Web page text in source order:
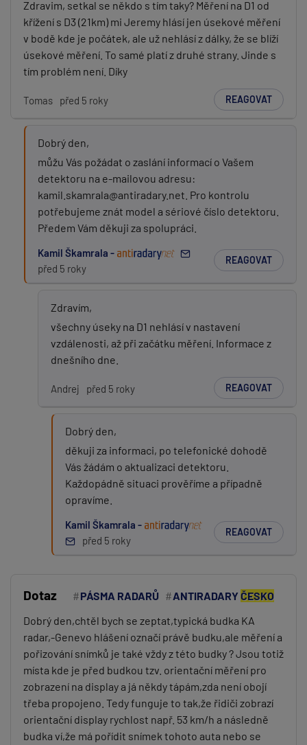
Zdravim, setkal se někdo s tím taky? Měření na D1 od
křížení s D3 (21km) mi Jeremy hlásí jen úsekové měření
v bodě kde je počátek, ale už nehlásí z dálky, že se blíží
úsekové měření. To samé platí z druhé strany. Jinde s
tím problém není. Díky
Tomas před 5 roky REAGOVAT
Dobrý den,
můžu Vás požádat o zaslání informací o Vašem
detektoru na e-mailovou adresu:
kamil.skamrala@antiradary.net. Pro kontrolu
potřebujeme znát model a sériové číslo detektoru.
Předem Vám děkuji za spolupráci.
Kamil Škamrala -
před 5 roky
REAGOVAT
Zdravím,
všechny úseky na D1 nehlásí v nastavení
vzdálenosti, až při začátku měření. Informace z
dnešního dne.
Andrej před 5 roky REAGOVAT
Dobrý den,
děkuji za informaci, po telefonické dohodě
Vás žádám o aktualizaci detektoru.
Každopádně situaci prověříme a případně
opravíme.
Kamil Škamrala -
před 5 roky
REAGOVAT
Dotaz PÁSMA RADARŮ ANTIRADARYČESKO
Dobrý den,chtěl bych se zeptat,typická budka KA
radar,-Genevo hlášení označí právě budku,ale měření a
pořizování snímků je také vždy z této budky ? Jsou totiž
místa kde je před budkou tzv. orientační měření pro
zobrazení na display a já někdy tápám,zda není obojí
třeba propojeno. Tedy funguje to tak,že řidiči zobrazí
orientační display rychlost např. 53 km/h a následně
budka ví,že má pořídit snímek tohoto auta nebo se